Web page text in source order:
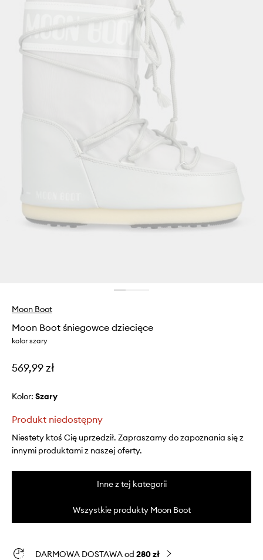
Moon Boot
Moon Boot śniegowce dziecięce
kolor szary
569,99 zł
Kolor: szary
Produkt niedostępny
Niestety ktoś Cię uprzedził. Zapraszamy do zapoznania się z
innymi produktami z naszej oferty.
Inne z tej kategorii
Wszystkie produkty Moon Boot
DARMOWA DOSTAWA od 280 zł